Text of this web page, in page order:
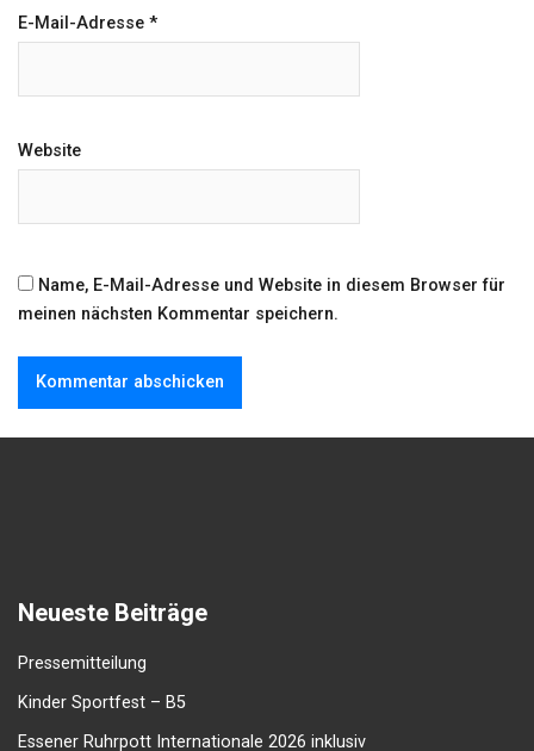
E-Mail-Adresse *
Website
Name, E-Mail-Adresse und Website in diesem Browser für
meinen nächsten Kommentar speichern.
Neueste Beiträge
Pressemitteilung
Kinder Sportfest – B5
Essener Ruhrpott Internationale 2026 inklusiv